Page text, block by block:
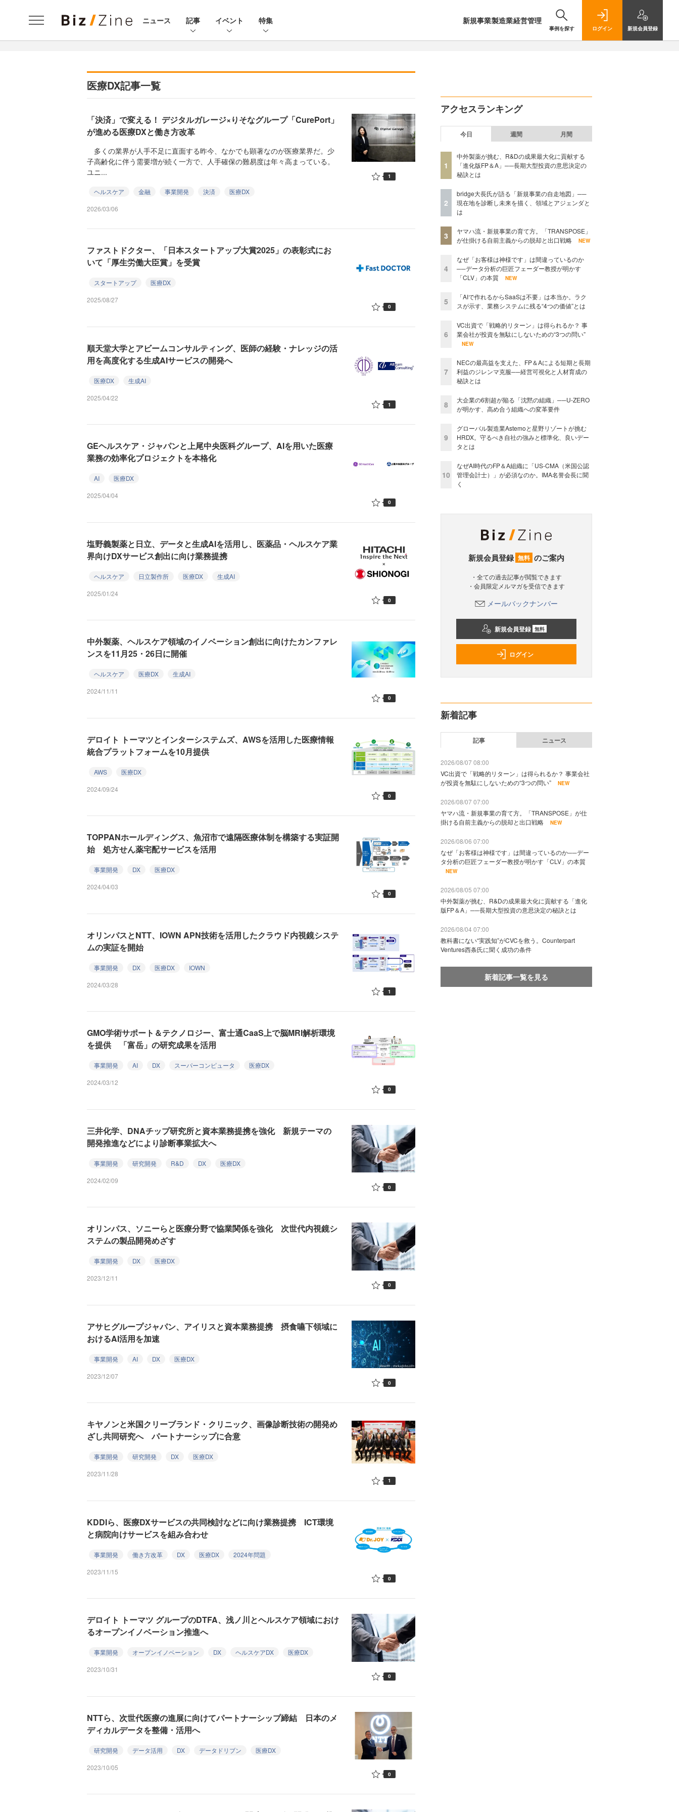
ニュース 記事 イベント 特集 新規事業製造業経営管理
事例を探す ログイン 新規会員登録
医療DX記事一覧
「決済」で変える！ デジタルガレージ×りそなグループ「CurePort」
が進める医療DXと働き方改革
多くの業界が人手不足に直面する昨今、なかでも顕著なのが医療業界だ。少
子高齢化に伴う需要増が続く一方で、人手確保の難易度は年々高まっている。
ユニ...
ヘルスケア 金融 事業開発 決済
医療DX
2026/03/06
1
ファストドクター、「日本スタートアップ大賞2025」の表彰式にお
いて「厚生労働大臣賞」を受賞
スタートアップ
医療DX
2025/08/27
0
順天堂大学とアビームコンサルティング、医師の経験・ナレッジの活
用を高度化する生成AIサービスの開発へ
医療DX
生成AI
2025/04/22
1
GEヘルスケア・ジャパンと上尾中央医科グループ、AIを用いた医療
業務の効率化プロジェクトを本格化
AI
医療DX
2025/04/04
0
塩野義製薬と日立、データと生成AIを活用し、医薬品・ヘルスケア業
界向けDXサービス創出に向け業務提携
ヘルスケア 日立製作所 医療DX
生成AI
2025/01/24
0
中外製薬、ヘルスケア領域のイノベーション創出に向けたカンファレ
ンスを11月25・26日に開催
ヘルスケア 医療DX
生成AI
2024/11/11
0
デロイト トーマツとインターシステムズ、AWSを活用した医療情報
統合プラットフォームを10月提供
AWS
医療DX
2024/09/24
0
TOPPANホールディングス、魚沼市で遠隔医療体制を構築する実証開
始 処方せん薬宅配サービスを活用
事業開発 DX
医療DX
2024/04/03
0
オリンパスとNTT、IOWN APN技術を活用したクラウド内視鏡システ
ムの実証を開始
事業開発 DX 医療DX
IOWN
2024/03/28
1
GMO学術サポート＆テクノロジー、富士通CaaS上で脳MRI解析環境
を提供 「富岳」の研究成果を活用
事業開発 AI DX スーパーコンピュータ
医療DX
2024/03/12
0
三井化学、DNAチップ研究所と資本業務提携を強化 新規テーマの
開発推進などにより診断事業拡大へ
事業開発 研究開発 R&D DX
医療DX
2024/02/09
0
オリンパス、ソニーらと医療分野で協業関係を強化 次世代内視鏡シ
ステムの製品開発めざす
事業開発 DX
医療DX
2023/12/11
0
アサヒグループジャパン、アイリスと資本業務提携 摂食嚥下領域に
おけるAI活用を加速
事業開発 AI DX
医療DX
2023/12/07
0
キヤノンと米国クリーブランド・クリニック、画像診断技術の開発め
ざし共同研究へ パートナーシップに合意
事業開発 研究開発 DX
医療DX
2023/11/28
1
KDDIら、医療DXサービスの共同検討などに向け業務提携 ICT環境
と病院向けサービスを組み合わせ
事業開発 働き方改革 DX 医療DX
2024年問題
2023/11/15
0
デロイト トーマツ グループのDTFA、浅ノ川とヘルスケア領域におけ
るオープンイノベーション推進へ
事業開発 オープンイノベーション DX ヘルスケアDX
医療DX
2023/10/31
0
NTTら、次世代医療の進展に向けてパートナーシップ締結 日本のメ
ディカルデータを整備・活用へ
研究開発 データ活用 DX データドリブン
医療DX
2023/10/05
0
アクセスランキング
今日 週間 月間
1
中外製薬が挑む、R&Dの成果最大化に貢献する
「進化版FP＆A」──長期大型投資の意思決定の
秘訣とは
2
bridge大長氏が語る「新規事業の自走地図」──
現在地を診断し未来を描く、領域とアジェンダと
は
3
ヤマハ流・新規事業の育て方。「TRANSPOSE」
が仕掛ける自前主義からの脱却と出口戦略
NEW
4
なぜ「お客様は神様です」は間違っているのか
──データ分析の巨匠フェーダー教授が明かす
「CLV」の本質
NEW
5
「AIで作れるからSaaSは不要」は本当か。ラク
スが示す、業務システムに残る“4つの価値”とは
6
VC出資で「戦略的リターン」は得られるか？ 事
業会社が投資を無駄にしないための“3つの問い”
NEW
7
NECの最高益を支えた、FP＆Aによる短期と長期
利益のジレンマ克服──経営可視化と人材育成の
秘訣とは
8
大企業の6割超が陥る「沈黙の組織」──U-ZERO
が明かす、高め合う組織への変革要件
9
グローバル製造業Astemoと星野リゾートが挑む
HRDX。守るべき自社の強みと標準化、良いデー
タとは
10
なぜAI時代のFP＆A組織に「US-CMA（米国公認
管理会計士）」が必須なのか。IMA名誉会長に聞
く
新規会員登録 無料 のご案内
・全ての過去記事が閲覧できます
・会員限定メルマガを受信できます
メールバックナンバー
新規会員登録 無料
ログイン
新着記事
記事 ニュース
2026/08/07 08:00
VC出資で「戦略的リターン」は得られるか？ 事業会社
が投資を無駄にしないための“3つの問い”
NEW
2026/08/07 07:00
ヤマハ流・新規事業の育て方。「TRANSPOSE」が仕
掛ける自前主義からの脱却と出口戦略
NEW
2026/08/06 07:00
なぜ「お客様は神様です」は間違っているのか──デー
タ分析の巨匠フェーダー教授が明かす「CLV」の本質
NEW
2026/08/05 07:00
中外製薬が挑む、R&Dの成果最大化に貢献する「進化
版FP＆A」──長期大型投資の意思決定の秘訣とは
2026/08/04 07:00
教科書にない“実践知”がCVCを救う。Counterpart
Ventures西条氏に聞く成功の条件
新着記事一覧を見る